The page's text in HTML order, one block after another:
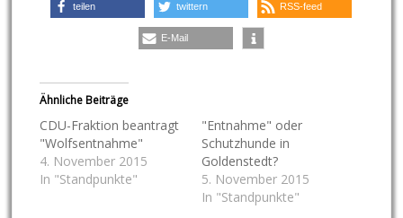
teilen twittern RSS-feed
E-Mail
Ähnliche Beiträge
CDU-Fraktion beantragt
"Wolfsentnahme"
4. November 2015
In "Standpunkte"
"Entnahme" oder
Schutzhunde in
Goldenstedt?
5. November 2015
In "Standpunkte"